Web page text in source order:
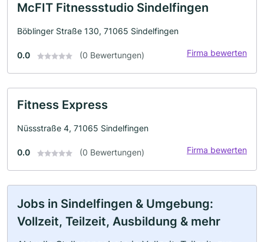
McFIT Fitnessstudio Sindelfingen
Böblinger Straße 130, 71065 Sindelfingen
0.0 (0 Bewertungen) Firma bewerten
Fitness Express
Nüssstraße 4, 71065 Sindelfingen
0.0 (0 Bewertungen) Firma bewerten
Jobs in Sindelfingen & Umgebung:
Vollzeit, Teilzeit, Ausbildung & mehr